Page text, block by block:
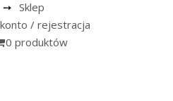
Sklep
/ rejestracja
0 produktów